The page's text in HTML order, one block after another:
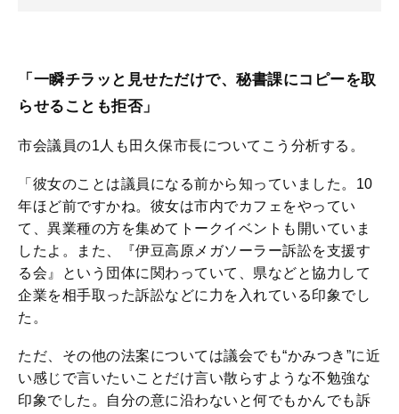
「一瞬チラッと見せただけで、秘書課にコピーを取
らせることも拒否」
市会議員の1人も田久保市長についてこう分析する。
「彼女のことは議員になる前から知っていました。10
年ほど前ですかね。彼女は市内でカフェをやってい
て、異業種の方を集めてトークイベントも開いていま
したよ。また、『伊豆高原メガソーラー訴訟を支援す
る会』という団体に関わっていて、県などと協力して
企業を相手取った訴訟などに力を入れている印象でし
た。
ただ、その他の法案については議会でも“かみつき”に近
い感じで言いたいことだけ言い散らすような不勉強な
印象でした。自分の意に沿わないと何でもかんでも訴